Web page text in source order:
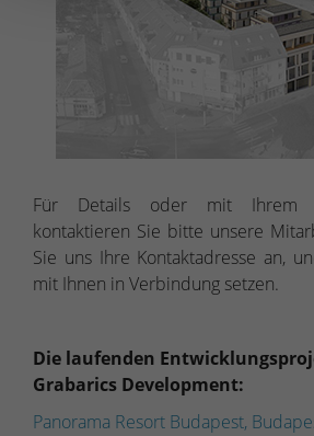
Für Details oder mit Ihrem
kontaktieren Sie bitte unsere
Sie uns Ihre Kontaktadresse an,
mit Ihnen in Verbindung setzen.
Die laufenden
Grabarics Development:
Panorama Resort Budapest,